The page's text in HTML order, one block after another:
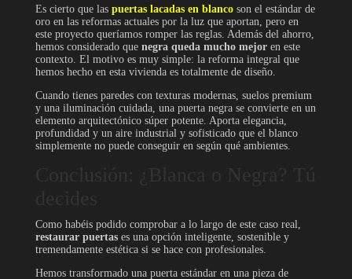
Es cierto que las puertas lacadas en blancoson el estándar de
oro en las reformas actuales por la luz que aportan, pero en
este proyecto queríamos romper las reglas. Además del ahorro,
hemos considerado que negra queda mucho mejoren este
contexto. El motivo es muy simple: la reforma integral que
hemos hecho en esta vivienda es totalmente de diseño.
Cuando tienes paredes con texturas modernas, suelos premium
y una iluminación cuidada, una puerta negra se convierte en un
elemento arquitectónico súper potente. Aporta elegancia,
profundidad y un aire industrial y sofisticado que el blanco
simplemente no puede conseguir en según qué ambientes.
Como habéis podido comprobar a lo largo de este caso real,
restaurar puertases una opción inteligente, sostenible y
tremendamente estética si se hace con profesionales.
Hemos transformado una puerta estándar en una pieza de